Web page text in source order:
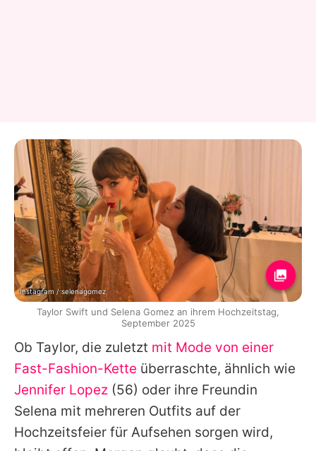
Ob Taylor, die zuletzt mit Mode von einer
Fast-Fashion-Kette überraschte, ähnlich wie
Jennifer Lopez (56) oder ihre Freundin
Selena mit mehreren Outfits auf der
Hochzeitsfeier für Aufsehen sorgen wird,
Instagram / selenagomez
Taylor Swift und Selena Gomez an ihrem Hochzeitstag,
September 2025